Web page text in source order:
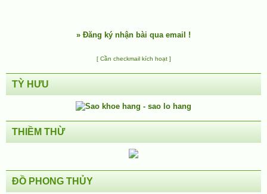
» Đăng ký nhận bài qua email !
[ Cần checkmail kích hoạt ]
TỲ HƯU
THIỀM THỪ
ĐỒ PHONG THỦY